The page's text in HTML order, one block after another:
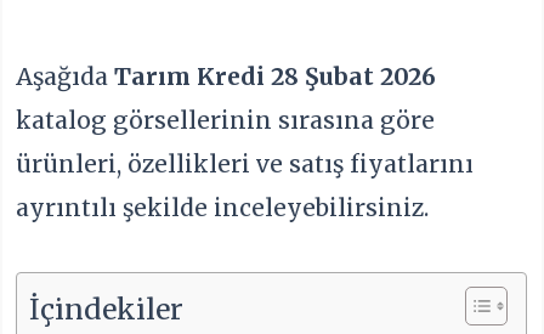
AşağıdaTarım Kredi 28 Şubat 2026
katalog görsellerinin sırasına göre
ürünleri, özellikleri ve satış fiyatlarını
ayrıntılı şekilde inceleyebilirsiniz.
İçindekiler